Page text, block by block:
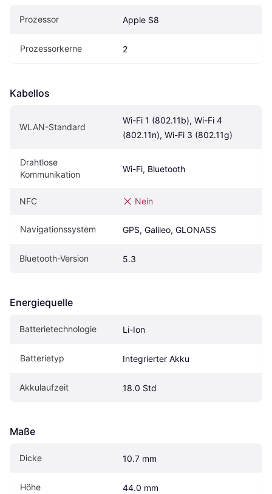
Prozessor Apple S8
Prozessorkerne 2
Kabellos
WLAN-Standard
Wi-Fi 1 (802.11b), Wi-Fi 4
(802.11n), Wi-Fi 3 (802.11g)
Drahtlose
Kommunikation
Wi-Fi, Bluetooth
NFC Nein
Navigationssystem GPS, Galileo, GLONASS
Bluetooth-Version 5.3
Energiequelle
Batterietechnologie Li-Ion
Batterietyp Integrierter Akku
Akkulaufzeit 18.0 Std
Maße
Dicke 10.7 mm
Höhe 44.0 mm